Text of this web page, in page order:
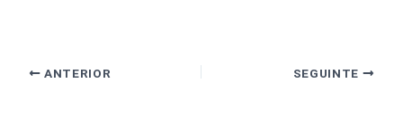
ANTERIOR SEGUINTE